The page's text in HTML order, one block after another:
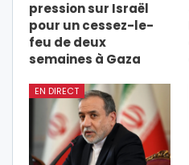
pression sur Israël
pour un cessez-le-
feu de deux
semaines à Gaza
EN DIRECT